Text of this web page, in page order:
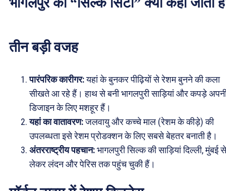
तीन बड़ी वजह
पारंपरिक कारीगर:यहां के बुनकर पीढ़ियों से रेशम बुनने की कला
सीखते आ रहे हैं। हाथ से बनी भागलपुरी साड़ियां और कपड़े
डिजाइन के लिए मशहूर हैं।
यहां का वातावरण:जलवायु और कच्चे माल (रेशम के कीड़े) की
उपलब्धता इसे रेशम प्रोडक्शन के लिए सबसे बेहतर बनाती है।
अंतरराष्ट्रीय पहचान:भागलपुरी सिल्क की साड़ियां दिल्ली, मुंबई से
लेकर लंदन और पेरिस तक पहुंच चुकी हैं।